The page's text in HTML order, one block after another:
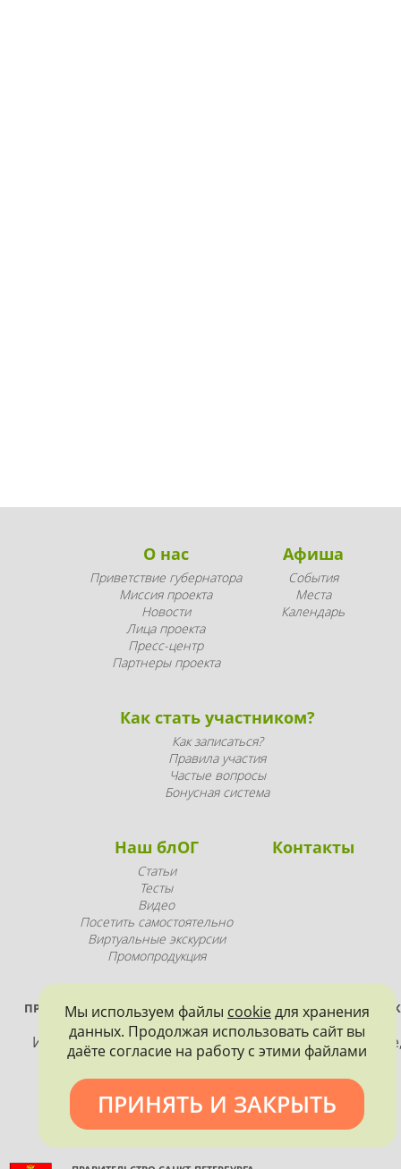
О нас
Приветствие губернатора
Миссия проекта
Новости
Лица проекта
Пресс-центр
Партнеры проекта
Афиша
События
Места
Календарь
Как стать участником?
Как записаться?
Правила участия
Частые вопросы
Бонусная система
Наш блОГ
Статьи
Тесты
Видео
Посетить самостоятельно
Виртуальные экскурсии
Промопродукция
Контакты
ПРОЕКТ РЕАЛИЗУЕТСЯ ПРИ ПОДДЕРЖКЕ ПРАВИТЕЛЬСТВА
ПЕТЕРБУРГА
Использование материалов, размещенных на
допускается только с согласия правообладателя и
обязательной ссылкой на источник информации.
Мы используем файлы cookieдля хранения
данных. Продолжая использовать сайт вы
даёте согласие на работу с этими файлами
ПРИНЯТЬ И ЗАКРЫТЬ